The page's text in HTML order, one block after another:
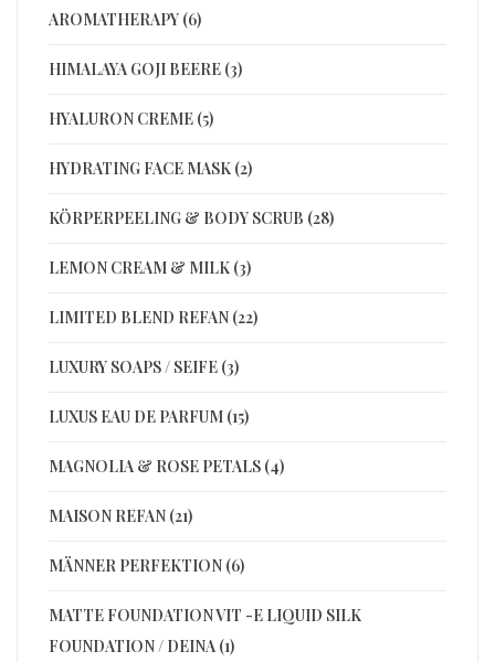
AROMATHERAPY (6)
HIMALAYA GOJI BEERE (3)
HYALURON CREME (5)
HYDRATING FACE MASK (2)
KÖRPERPEELING & BODY SCRUB (28)
LEMON CREAM & MILK (3)
LIMITED BLEND REFAN (22)
LUXURY SOAPS / SEIFE (3)
LUXUS EAU DE PARFUM (15)
MAGNOLIA & ROSE PETALS (4)
MAISON REFAN (21)
MÄNNER PERFEKTION (6)
MATTE FOUNDATION VIT -E LIQUID SILK
FOUNDATION / DEINA (1)